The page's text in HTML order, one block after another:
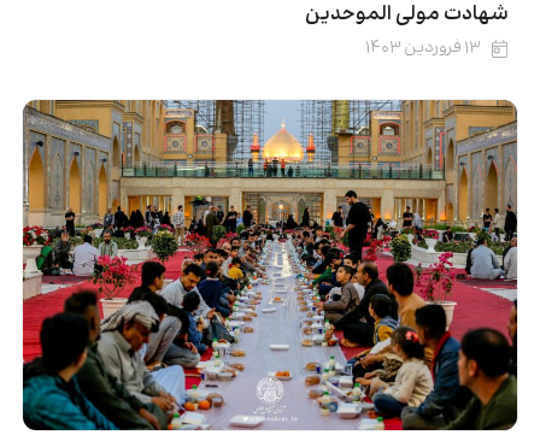
شهادت مولی الموحدین
۱۳ فروردین ۱۴۰۳